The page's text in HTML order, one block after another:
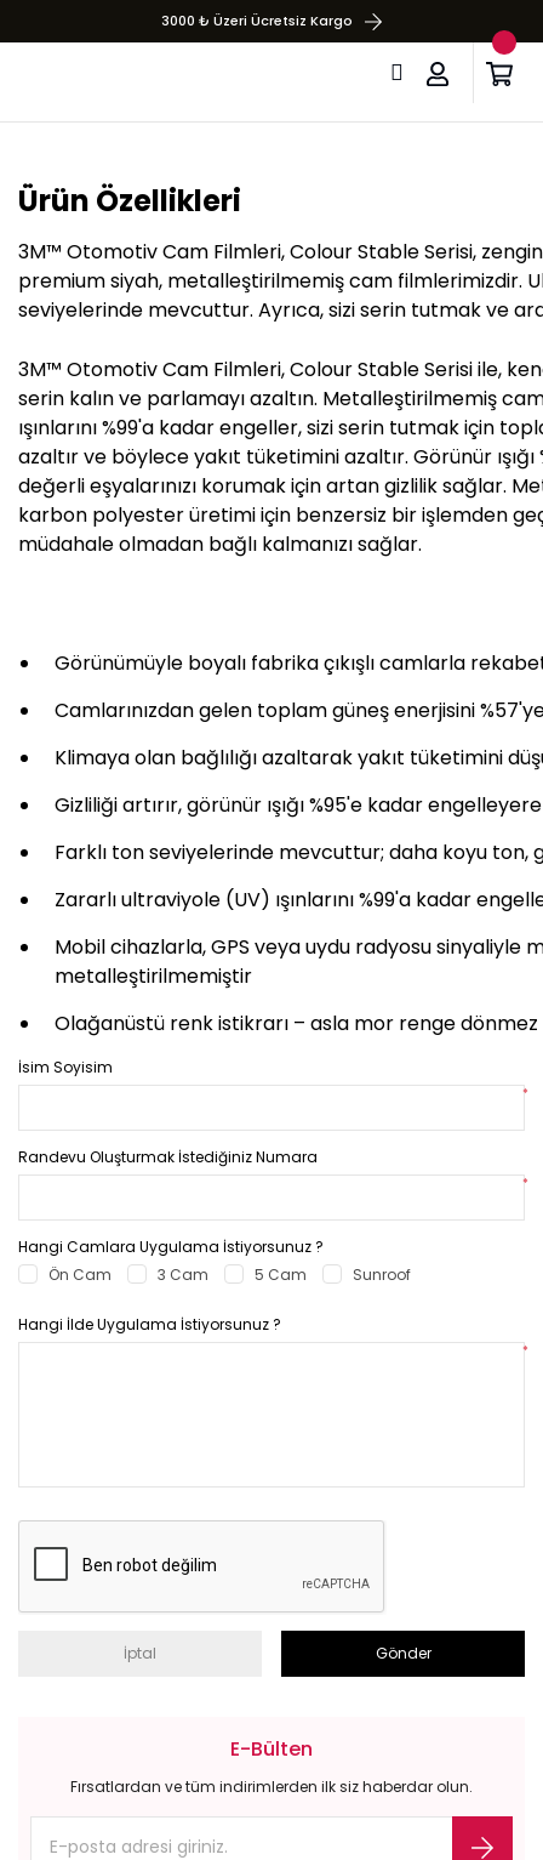
3000 ₺ Üzeri Ücretsiz Kargo
Ürün Özellikleri
3M™ Otomotiv Cam Filmleri, Colour Stable Serisi,
premium siyah, metalleştirilmemiş cam filmlerimizdir.
seviyelerinde mevcuttur. Ayrıca, sizi serin tutmak ve
3M™ Otomotiv Cam Filmleri, Colour Stable Serisi ile,
serin kalın ve parlamayı azaltın. Metalleştirilmemiş
ışınlarını %99'a kadar engeller, sizi serin tutmak için
azaltır ve böylece yakıt tüketimini azaltır. Görünür
değerli eşyalarınızı korumak için artan gizlilik sağlar.
karbon polyester üretimi için benzersiz bir işlemden
müdahale olmadan bağlı kalmanızı sağlar.
Görünümüyle boyalı fabrika çıkışlı camlarla
Camlarınızdan gelen toplam güneş enerjisini
Klimaya olan bağlılığı azaltarak yakıt tüketimini
Gizliliği artırır, görünür ışığı %95'e kadar
Farklı ton seviyelerinde mevcuttur; daha koyu ton,
Zararlı ultraviyole (UV) ışınlarını %99'a kadar
Mobil cihazlarla, GPS veya uydu radyosu sinyaliyle
metalleştirilmemiştir
Olağanüstü renk istikrarı – asla mor renge dönmez
İsim Soyisim
*
Randevu Oluşturmak İstediğiniz Numara
*
Hangi Camlara Uygulama İstiyorsunuz ?
Ön Cam
3 Cam 5 Cam Sunroof
Hangi İlde Uygulama İstiyorsunuz ?
*
İptal Gönder
E-Bülten
Fırsatlardan ve tüm indirimlerden ilk siz haberdar olun.